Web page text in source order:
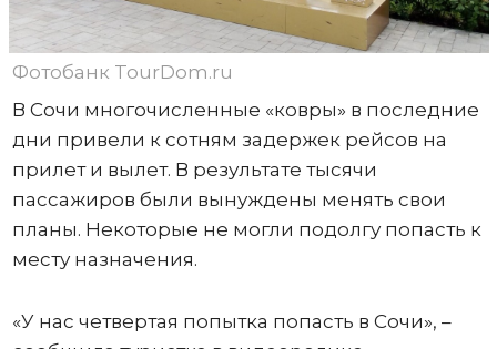
Фотобанк TourDom.ru
В Сочи многочисленные «ковры» в последние
дни привели к сотням задержек рейсов на
прилет и вылет. В результате тысячи
пассажиров были вынуждены менять свои
планы. Некоторые не могли подолгу попасть к
месту назначения.
«У нас четвертая попытка попасть в Сочи», –